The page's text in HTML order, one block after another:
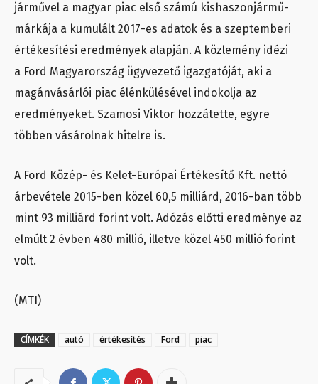
járművel a magyar piac első számú kishaszonjármű-
márkája a kumulált 2017-es adatok és a szeptemberi
értékesítési eredmények alapján. A közlemény idézi
a Ford Magyarország ügyvezető igazgatóját, aki a
magánvásárlói piac élénkülésével indokolja az
eredményeket. Szamosi Viktor hozzátette, egyre
többen vásárolnak hitelre is.
A Ford Közép- és Kelet-Európai Értékesítő Kft. nettó
árbevétele 2015-ben közel 60,5 milliárd, 2016-ban több
mint 93 milliárd forint volt. Adózás előtti eredménye az
elmúlt 2 évben 480 millió, illetve közel 450 millió forint
volt.
(MTI)
CÍMKÉK autó értékesítés Ford piac